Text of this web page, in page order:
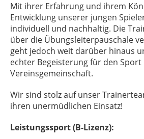
Mit ihrer Erfahrung und ihrem
Entwicklung unserer jungen
individuell und nachhaltig. Die
über die Übungsleiterpauschale
geht jedoch weit darüber hinaus
echter Begeisterung für den Sport
Vereinsgemeinschaft.
Wir sind stolz auf unser
ihren unermüdlichen Einsatz!
Leistungssport (B-Lizenz):